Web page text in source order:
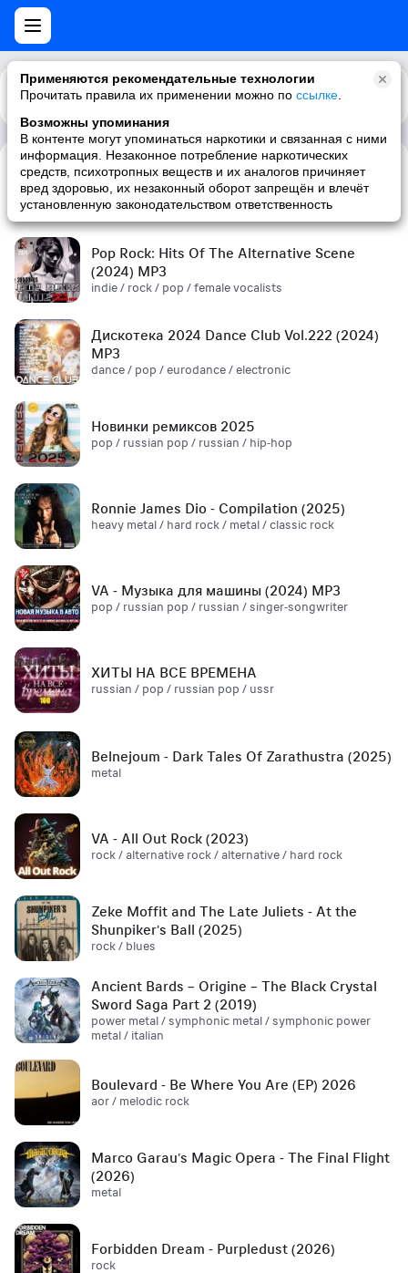
Применяются рекомендательные технологии
Прочитать правила их применении можно по ссылке
Возможны упоминания
В контенте могут упоминаться наркотики и связанная с ними
информация. Незаконное потребление наркотических
средств, психотропных веществ и их аналогов причиняет
вред здоровью, их незаконный оборот запрещён и влечёт
установленную законодательством ответственность
Каталог Рекомендации
Сборник! '90s (2024) MP3
pop / russian pop / russian / '90s
Pop Rock: Hits Of The Alternative Scene
(2024) MP3
indie / rock / pop / female vocalists
Дискотека 2024 Dance Club Vol.222 (2024)
MP3
dance / pop / eurodance / electronic
Новинки ремиксов 2025
pop / russian pop / russian / hip-hop
Ronnie James Dio - Compilation (2025)
heavy metal / hard rock / metal / classic rock
VA - Музыка для машины (2024) MP3
pop / russian pop / russian / singer-songwriter
ХИТЫ НА ВСЕ ВРЕМЕНА
russian / pop / russian pop / ussr
Belnejoum - Dark Tales Of Zarathustra (2025)
metal
VA - All Out Rock (2023)
rock / alternative rock / alternative / hard rock
Zeke Moffit and The Late Juliets - At the
Shunpiker's Ball (2025)
rock / blues
Ancient Bards – Origine – The Black Crystal
Sword Saga Part 2 (2019)
power metal / symphonic metal / symphonic power
metal / italian
Boulevard - Be Where You Are (EP) 2026
aor / melodic rock
Marco Garau's Magic Opera - The Final Flight
(2026)
metal
Forbidden Dream - Purpledust (2026)
rock